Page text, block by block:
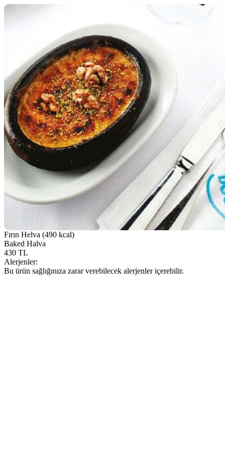
Fırın Helva (490 kcal)
Baked Halva
430 TL
Alerjenler:
Bu ürün sağlığınıza zarar verebilecek alerjenler içerebilir.